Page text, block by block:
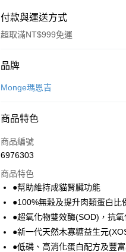
付款與運送方式
超取滿NT$999免運
付款方式
信用卡一次付款
Apple Pay
悠遊付
Google Pay
全盈+PAY
AFTEE先享後付
品牌
Monge瑪恩吉
商品特色
商品編號
6976303
商品特色
●幫助維持成貓腎臟功能
●100%無穀及提升肉類蛋白比
●超氧化物雙效酶(SOD)，抗
●新一代天然木寡糖益生元
●低磷、高消化蛋白配方及豐